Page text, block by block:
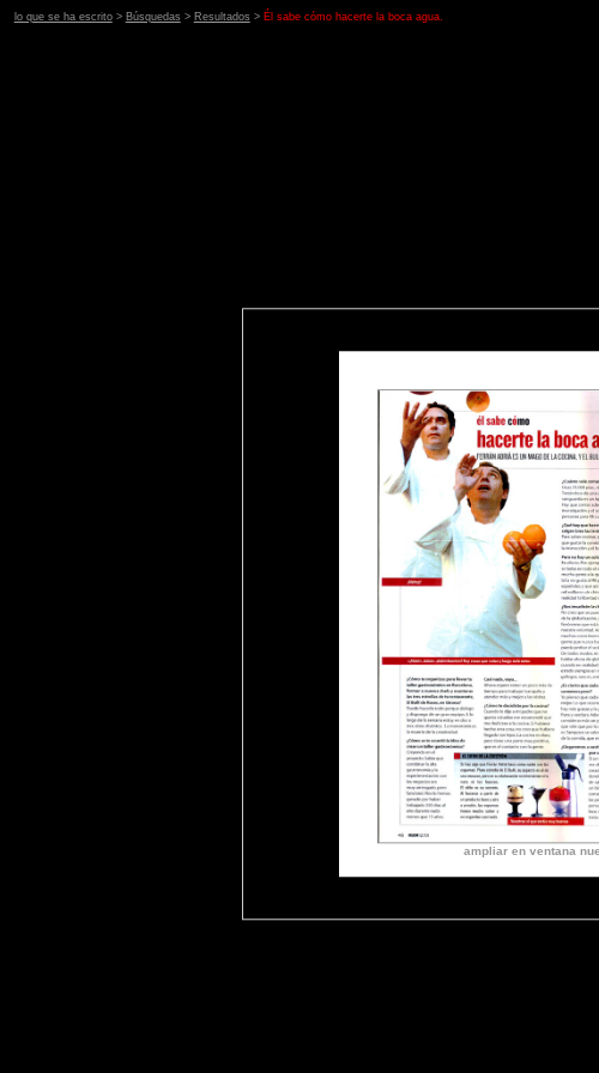
lo que se ha escrito> Búsquedas > Resultados > Él sabe cómo hacerte la boca agua.
ampliar en ventana